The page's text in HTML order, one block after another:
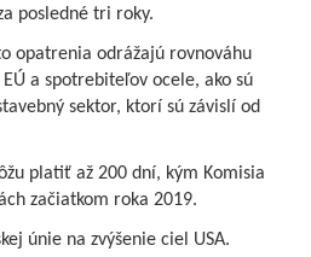
posledné tri roky.
opatrenia odrážajú rovnováhu
a spotrebiteľov ocele, ako sú
sektor, ktorí sú závislí od
platiť až 200 dní, kým Komisia
začiatkom roka 2019.
únie na zvýšenie ciel USA.